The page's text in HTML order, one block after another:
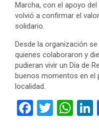
Marcha, con el apoyo
volvió a confirmar el
solidario.
Desde la organización
quienes colaboraron y
pudieran vivir un Día de
buenos momentos en el
localidad.
F
T
W